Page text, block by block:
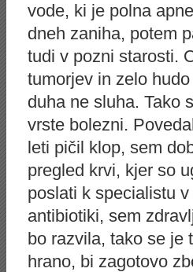
vode, ki je polna
dneh zaniha, potem
tudi v pozni starosti.
tumorjev in zelo
duha ne sluha. Tako
vrste bolezni.
leti pičil klop, sem
pregled krvi, kjer so
poslati k specialistu
antibiotiki, sem
bo razvila, tako se je
hrano, bi zagotovo